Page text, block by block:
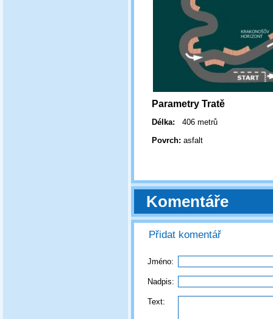
Parametry Tratě
Délka: 406 metrů
Povrch: asfalt
Komentáře
Přidat komentář
Jméno:
Nadpis:
Text: